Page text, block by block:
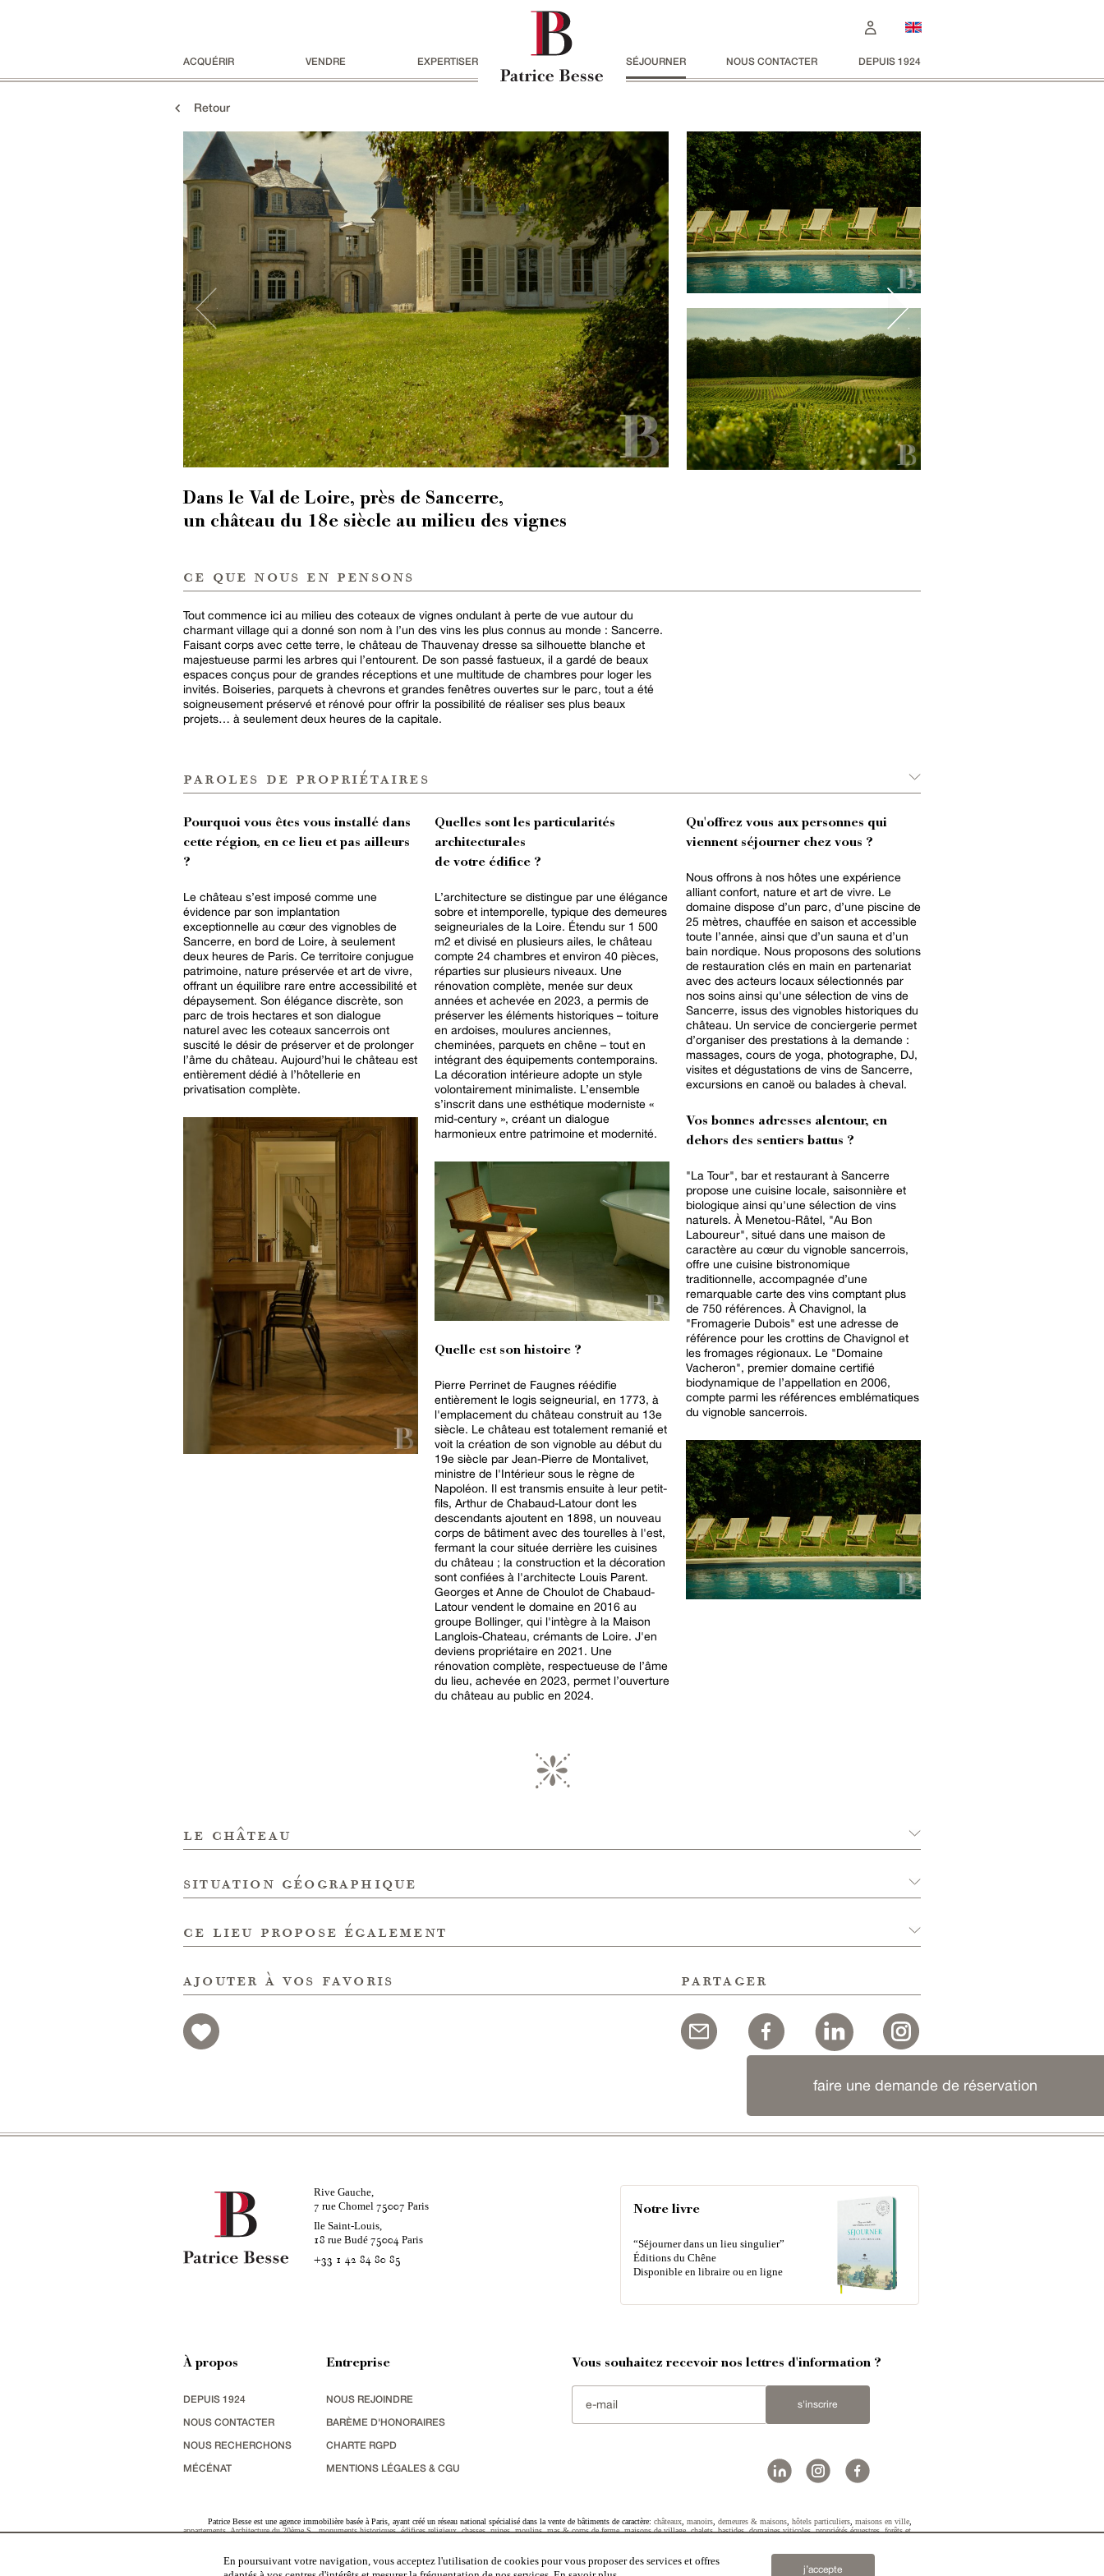
ACQUÉRIR VENDRE EXPERTISER SÉJOURNER NOUS CONTACTER DEPUIS 1924
Retour
Dans le Val de Loire, près de Sancerre,
un château du 18e siècle au milieu des vignes
ce que nous en pensons
Tout commence ici au milieu des coteaux de vignes ondulant à perte de vue autour du
charmant village qui a donné son nom à l’un des vins les plus connus au monde : Sancerre.
Faisant corps avec cette terre, le château de Thauvenay dresse sa silhouette blanche et
majestueuse parmi les arbres qui l’entourent. De son passé fastueux, il a gardé de beaux
espaces conçus pour de grandes réceptions et une multitude de chambres pour loger les
invités. Boiseries, parquets à chevrons et grandes fenêtres ouvertes sur le parc, tout a été
soigneusement préservé et rénové pour offrir la possibilité de réaliser ses plus beaux
projets… à seulement deux heures de la capitale.
paroles de propriétaires
Pourquoi vous êtes vous installé dans
cette région, en ce lieu et pas ailleurs
?
Le château s’est imposé comme une
évidence par son implantation
exceptionnelle au cœur des vignobles de
Sancerre, en bord de Loire, à seulement
deux heures de Paris. Ce territoire conjugue
patrimoine, nature préservée et art de vivre,
offrant un équilibre rare entre accessibilité et
dépaysement. Son élégance discrète, son
parc de trois hectares et son dialogue
naturel avec les coteaux sancerrois ont
suscité le désir de préserver et de prolonger
l’âme du château. Aujourd’hui le château est
entièrement dédié à l’hôtellerie en
privatisation complète.
Quelles sont les particularités
architecturales
de votre édifice ?
L’architecture se distingue par une élégance
sobre et intemporelle, typique des demeures
seigneuriales de la Loire. Étendu sur 1 500
m2 et divisé en plusieurs ailes, le château
compte 24 chambres et environ 40 pièces,
réparties sur plusieurs niveaux. Une
rénovation complète, menée sur deux
années et achevée en 2023, a permis de
préserver les éléments historiques – toiture
en ardoises, moulures anciennes,
cheminées, parquets en chêne – tout en
intégrant des équipements contemporains.
La décoration intérieure adopte un style
volontairement minimaliste. L’ensemble
s’inscrit dans une esthétique moderniste «
mid-century », créant un dialogue
harmonieux entre patrimoine et modernité.
Quelle est son histoire ?
Pierre Perrinet de Faugnes réédifie
entièrement le logis seigneurial, en 1773, à
l'emplacement du château construit au 13e
siècle. Le château est totalement remanié et
voit la création de son vignoble au début du
19e siècle par Jean-Pierre de Montalivet,
ministre de l'Intérieur sous le règne de
Napoléon. Il est transmis ensuite à leur petit-
fils, Arthur de Chabaud-Latour dont les
descendants ajoutent en 1898, un nouveau
corps de bâtiment avec des tourelles à l'est,
fermant la cour située derrière les cuisines
du château ; la construction et la décoration
sont confiées à l'architecte Louis Parent.
Georges et Anne de Choulot de Chabaud-
Latour vendent le domaine en 2016 au
groupe Bollinger, qui l'intègre à la Maison
Langlois-Chateau, crémants de Loire. J'en
deviens propriétaire en 2021. Une
rénovation complète, respectueuse de l’âme
du lieu, achevée en 2023, permet l’ouverture
du château au public en 2024.
Qu'offrez vous aux personnes qui
viennent séjourner chez vous ?
Nous offrons à nos hôtes une expérience
alliant confort, nature et art de vivre. Le
domaine dispose d’un parc, d’une piscine de
25 mètres, chauffée en saison et accessible
toute l’année, ainsi que d’un sauna et d’un
bain nordique. Nous proposons des solutions
de restauration clés en main en partenariat
avec des acteurs locaux sélectionnés par
nos soins ainsi qu'une sélection de vins de
Sancerre, issus des vignobles historiques du
château. Un service de conciergerie permet
d’organiser des prestations à la demande :
massages, cours de yoga, photographe, DJ,
visites et dégustations de vins de Sancerre,
excursions en canoë ou balades à cheval.
Vos bonnes adresses alentour, en
dehors des sentiers battus ?
"La Tour", bar et restaurant à Sancerre
propose une cuisine locale, saisonnière et
biologique ainsi qu'une sélection de vins
naturels. À Menetou-Râtel, "Au Bon
Laboureur", situé dans une maison de
caractère au cœur du vignoble sancerrois,
offre une cuisine bistronomique
traditionnelle, accompagnée d’une
remarquable carte des vins comptant plus
de 750 références. À Chavignol, la
"Fromagerie Dubois" est une adresse de
référence pour les crottins de Chavignol et
les fromages régionaux. Le "Domaine
Vacheron", premier domaine certifié
biodynamique de l’appellation en 2006,
compte parmi les références emblématiques
du vignoble sancerrois.
le château
situation géographique
ce lieu propose également
ajouter à vos favoris partager
faire une demande de réservation
Rive Gauche,
7 rue Chomel 75007 Paris
Ile Saint-Louis,
18 rue Budé 75004Paris
+33 1 42 84 80 85
Notre livre
“Séjourner dans un lieu singulier”
Éditions du Chêne
Disponible en libraire ou en ligne
À propos
DEPUIS 1924
NOUS CONTACTER
NOUS RECHERCHONS
MÉCÉNAT
Entreprise
NOUS REJOINDRE
BARÈME D'HONORAIRES
CHARTE RGPD
MENTIONS LÉGALES & CGU
Vous souhaitez recevoir nos lettres d'information ?
s'inscrire
Patrice Besse est une agence immobilière basée à Paris, ayant créé un réseau national spécialisé dans la vente de bâtiments de caractère: châteaux manoirs demeures & maisons hôtels particuliers maisons en ville
appartements,Architecture du 20ème S.,monuments historiques,édifices religieux,chasses,ruines,moulins,mas & corps de ferme,maisons de village,chalets,bastides,domaines viticoles,propriétés équestres,forêts et
En poursuivant votre navigation, vous acceptez l'utilisation de cookies pour vous proposer des services et offres
j’accepte